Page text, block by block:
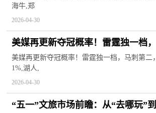
海牛,郑
2026-04-30
美媒再更新夺冠概率！雷霆独一档
人骑士均未超过1%|今日热搜
美媒再更新夺冠概率！雷霆独一档，马刺第二
1%,湖人,
2026-04-30
“五一”文旅市场前瞻：从“去哪玩”